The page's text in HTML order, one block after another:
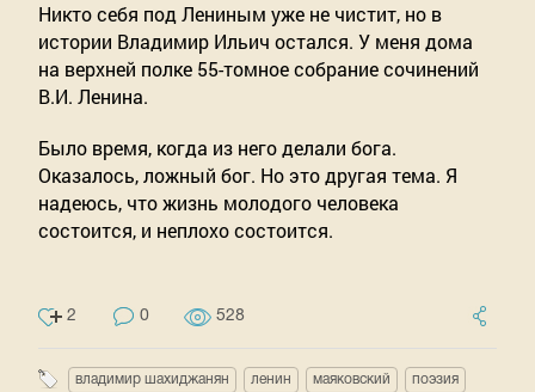
Никто себя под Лениным уже не чистит, но в
истории Владимир Ильич остался. У меня дома
на верхней полке 55-томное собрание сочинений
В.И. Ленина.
Было время, когда из него делали бога.
Оказалось, ложный бог. Но это другая тема. Я
надеюсь, что жизнь молодого человека
состоится, и неплохо состоится.
2 0 528
владимир шахиджанян ленин маяковский поэзия